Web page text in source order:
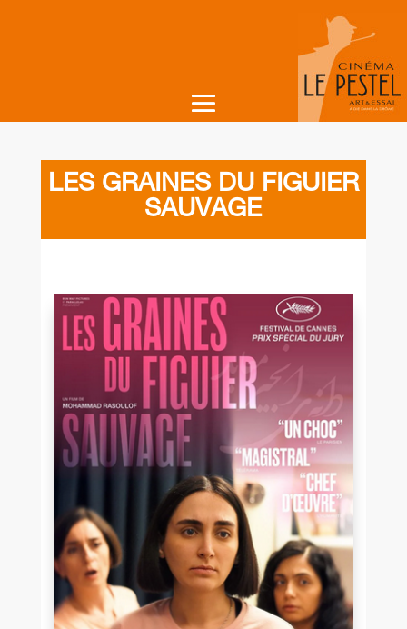
LES GRAINES DU FIGUIER
SAUVAGE